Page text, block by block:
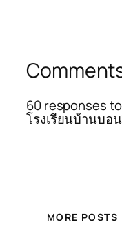
60 responses
โรงเรียนบ้านบอ
MORE POSTS